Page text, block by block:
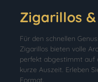
Zigarillos
Für den schnellen
Zigarillos bieten volle
perfekt abgestimmt auf
kurze Auszeit. Erleben
Format.